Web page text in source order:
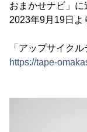
おまかせナビ」
2023年9月19日よ
「アップサイク
https://tape-